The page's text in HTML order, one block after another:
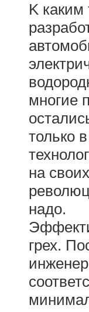
K
многие
только
на
надо.
грех.